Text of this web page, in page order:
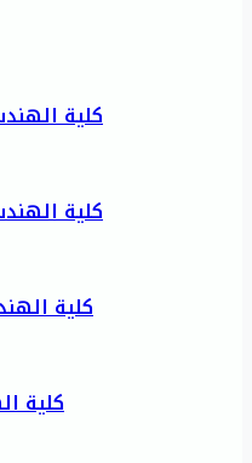
كلية
كلية
كلية
كلية